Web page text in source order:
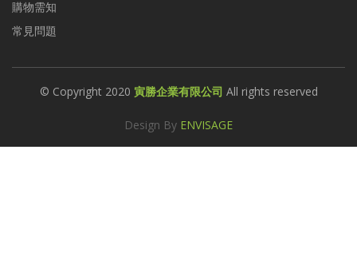
購物需知
常見問題
© Copyright 2020 寅勝企業有限公司 All rights reserved
Design By ENVISAGE